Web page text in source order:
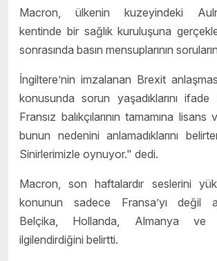
Macron, ülkenin kuzeyindeki
kentinde bir sağlık kuruluşuna
sonrasında basın mensuplarının
İngiltere’nin imzalanan Brexit
konusunda sorun yaşadıklarını
Fransız balıkçılarının tamamına
bunun nedenini anlamadıklarını
Sinirlerimizle oynuyor." dedi.
Macron, son haftalardır seslerini
konunun sadece Fransa’yı değil
Belçika, Hollanda, Almanya ve
ilgilendirdiğini belirtti.